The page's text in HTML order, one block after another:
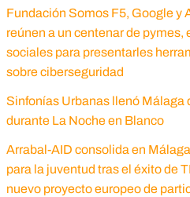
Fundación Somos F5, Google y
reúnen a un centenar de
sociales para presentarles
sobre ciberseguridad
Sinfonías Urbanas llenó Málaga
durante La Noche en Blanco
Arrabal-AID consolida en
para la juventud tras el éxito de
nuevo proyecto europeo de